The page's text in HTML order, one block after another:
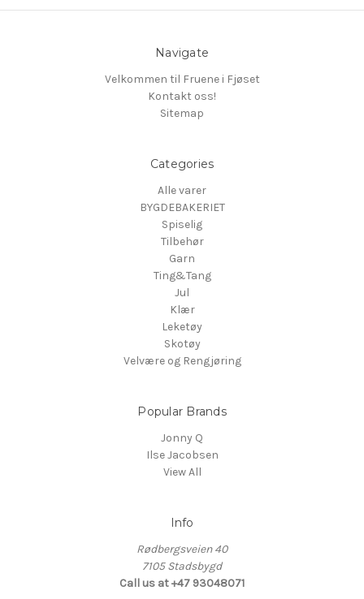
Navigate
Velkommen til Fruene i Fjøset
Kontakt oss!
Sitemap
Categories
Alle varer
BYGDEBAKERIET
Spiselig
Tilbehør
Garn
Ting&Tang
Jul
Klær
Leketøy
Skotøy
Velvære og Rengjøring
Popular Brands
Jonny Q
Ilse Jacobsen
View All
Info
Rødbergsveien 40
7105 Stadsbygd
Call us at +47 93048071